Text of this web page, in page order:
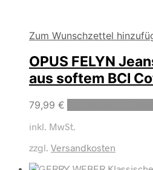
Zum Wunschzettel
OPUS FELYN
aus softem BCI
79,99 €
inkl. MwSt.
zzgl. Versandkosten